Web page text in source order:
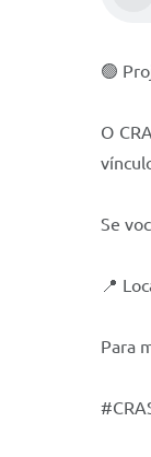
🟢
O
Se
📍
Para